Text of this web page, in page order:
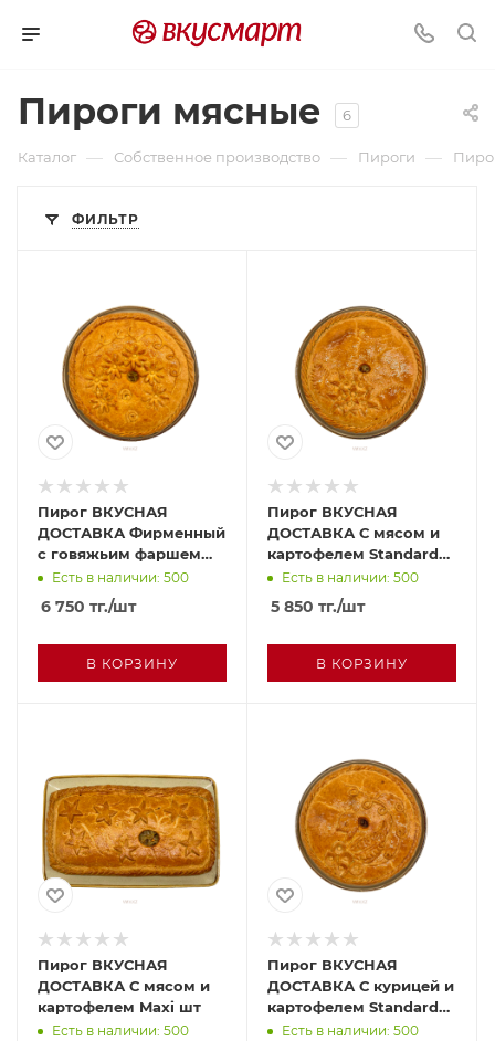
Пироги мясные 6
Каталог — Собственное производство — Пироги —
ФИЛЬТР
Пирог ВКУСНАЯ
ДОСТАВКА Фирменный
с говяжьим фаршем
Standard шт
Есть в наличии: 500
6 750 тг./шт
В КОРЗИНУ
Пирог ВКУСНАЯ
ДОСТАВКА С мясом и
картофелем Standard
штЕсть в наличии: 500
5 850 тг./шт
В КОРЗИНУ
Пирог ВКУСНАЯ
ДОСТАВКА С мясом и
картофелем Maxi шт
Есть в наличии: 500
Пирог ВКУСНАЯ
ДОСТАВКА С курицей и
картофелем Standard
штЕсть в наличии: 500